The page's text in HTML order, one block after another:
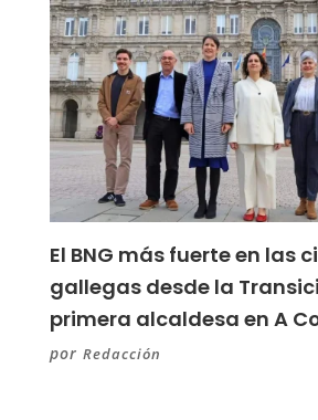
El BNG más fuerte en las
gallegas desde la
primera alcaldesa en A
por Redacción